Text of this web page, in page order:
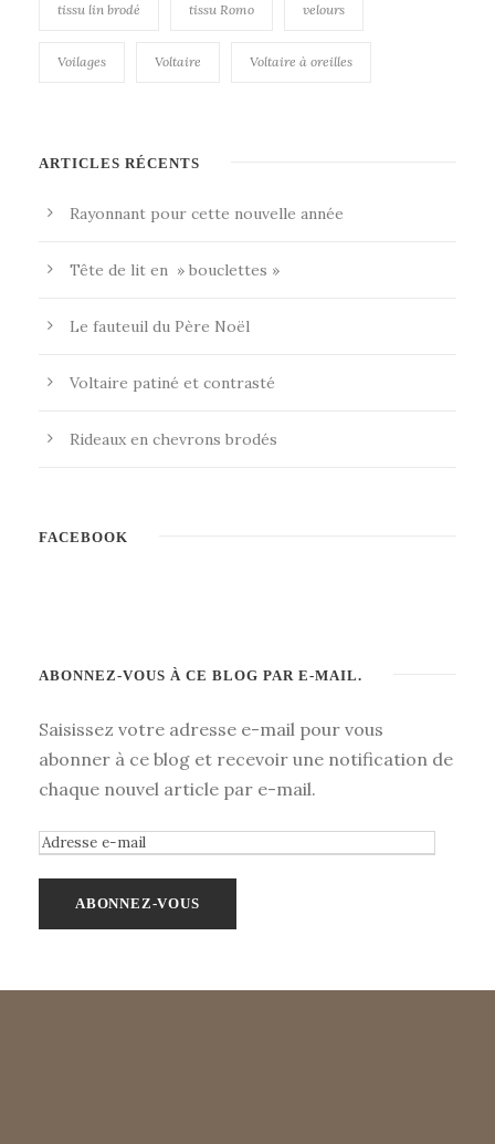
tissu lin brodé tissu Romo velours
Voilages Voltaire Voltaire à oreilles
ARTICLES RÉCENTS
Rayonnant pour cette nouvelle année
Tête de lit en » bouclettes »
Le fauteuil du Père Noël
Voltaire patiné et contrasté
Rideaux en chevrons brodés
FACEBOOK
ABONNEZ-VOUS À CE BLOG PAR E-MAIL.
Saisissez votre adresse e-mail pour vous
abonner à ce blog et recevoir une notification de
chaque nouvel article par e-mail.
A
e
s